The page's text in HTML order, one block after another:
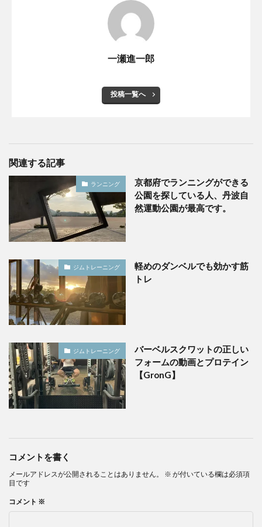
一瀬進一郎
投稿一覧へ
関連する記事
ランニング
京都府でランニングができる
公園を探している人、丹波自
然運動公園が最高です。
ジムトレーニング
軽めのダンベルでも効かす筋
トレ
ジムトレーニング
バーベルスクワットの正しい
フォームの動画とプロテイン
【GronG】
コメントを書く
メールアドレスが公開されることはありません。 ※ が付いている欄は必須項
目です
コメント ※